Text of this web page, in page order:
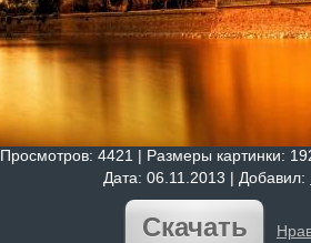
Просмотров: 4421 | Размеры картинки:
Дата: 06.11.2013 | Добавил:
Скачать